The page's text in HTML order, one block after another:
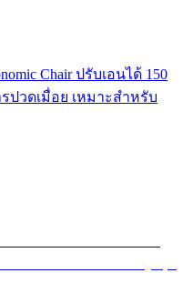
Chair ปรับเอนได้ 150
ปวดเมื่อย เหมาะสำหรับ